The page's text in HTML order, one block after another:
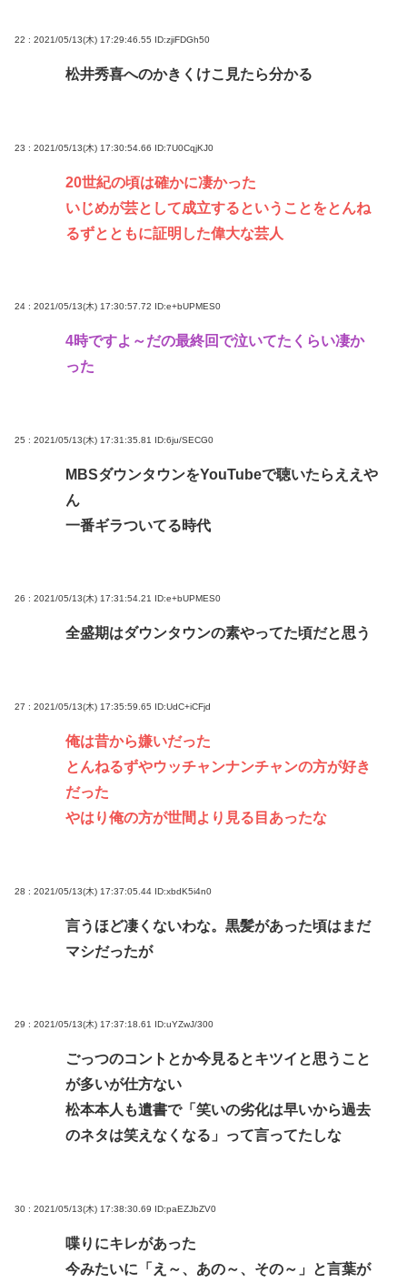
22 : 2021/05/13(木) 17:29:46.55 ID:zjiFDGh50
松井秀喜へのかきくけこ見たら分かる
23 : 2021/05/13(木) 17:30:54.66 ID:7U0CqjKJ0
20世紀の頃は確かに凄かった
いじめが芸として成立するということをとんね
るずとともに証明した偉大な芸人
24 : 2021/05/13(木) 17:30:57.72 ID:e+bUPMES0
4時ですよ～だの最終回で泣いてたくらい凄か
った
25 : 2021/05/13(木) 17:31:35.81 ID:6ju/SECG0
MBSダウンタウンをYouTubeで聴いたらええや
ん
一番ギラついてる時代
26 : 2021/05/13(木) 17:31:54.21 ID:e+bUPMES0
全盛期はダウンタウンの素やってた頃だと思う
27 : 2021/05/13(木) 17:35:59.65 ID:UdC+iCFjd
俺は昔から嫌いだった
とんねるずやウッチャンナンチャンの方が好き
だった
やはり俺の方が世間より見る目あったな
28 : 2021/05/13(木) 17:37:05.44 ID:xbdK5i4n0
言うほど凄くないわな。黒髪があった頃はまだ
マシだったが
29 : 2021/05/13(木) 17:37:18.61 ID:uYZwJ/300
ごっつのコントとか今見るとキツイと思うこと
が多いが仕方ない
松本本人も遺書で「笑いの劣化は早いから過去
のネタは笑えなくなる」って言ってたしな
30 : 2021/05/13(木) 17:38:30.69 ID:paEZJbZV0
喋りにキレがあった
今みたいに「え～、あの～、その～」と言葉が